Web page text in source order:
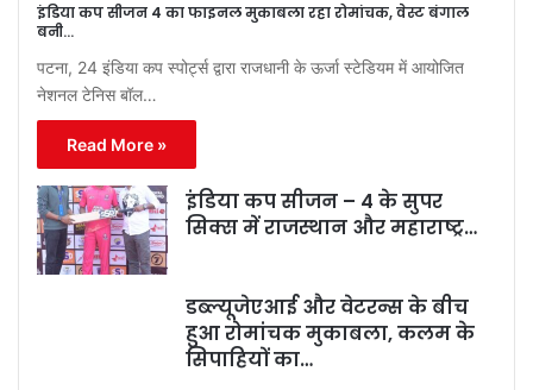
इंडिया कप सीजन 4 का फाइनल मुकाबला रहा रोमांचक, वेस्ट बंगाल
बनी…
पटना, 24 इंडिया कप स्पोर्ट्स द्वारा राजधानी के ऊर्जा स्टेडियम में आयोजित
नेशनल टेनिस बॉल…
Read More »
इंडिया कप सीजन – 4 के सुपर
सिक्स में राजस्थान और महाराष्ट्र…
डब्ल्यूजेएआई और वेटरन्स के बीच
हुआ रोमांचक मुकाबला, कलम के
सिपाहियों का…